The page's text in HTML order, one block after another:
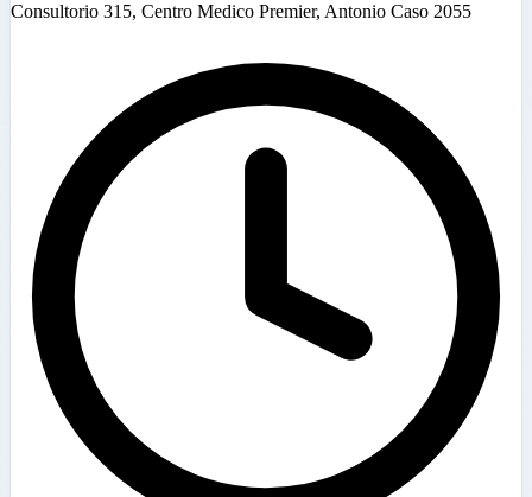
Consultorio 315, Centro Medico Premier, Antonio Caso 2055